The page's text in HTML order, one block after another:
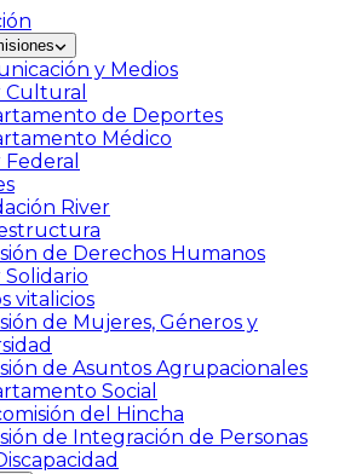
y Medios
Cultural
de Deportes
Médico
Federal
River
de Derechos Humanos
Solidario
vitalicios
de Mujeres, Géneros y
de Asuntos Agrupacionales
Social
del Hincha
de Integración de Personas